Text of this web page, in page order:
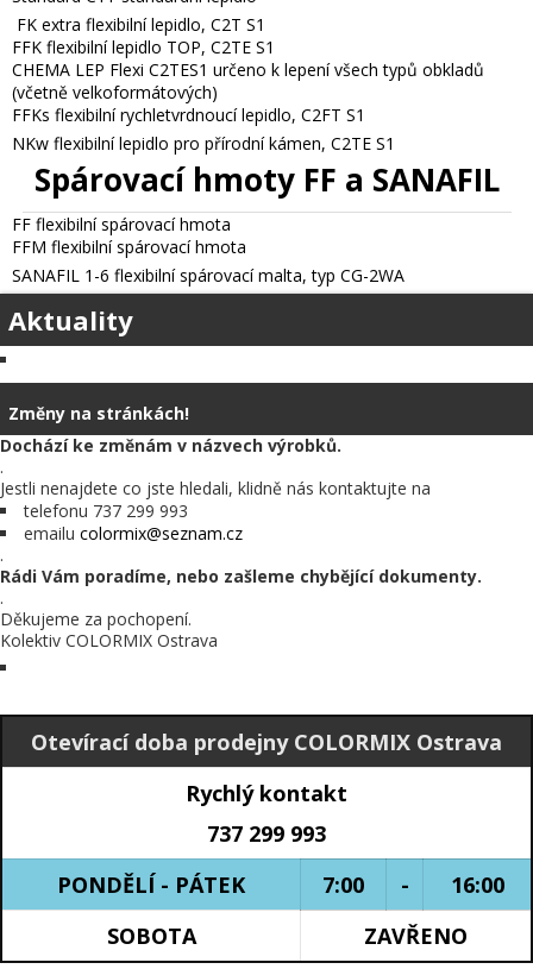
FK extra flexibilní lepidlo, C2T S1
FFK flexibilní lepidlo TOP, C2TE S1
CHEMA LEP Flexi C2TES1 určeno k lepení všech typů obkladů
(včetně velkoformátových)
FFKs flexibilní rychletvrdnoucí lepidlo, C2FT S1
NKw flexibilní lepidlo pro přírodní kámen, C2TE S1
Spárovací hmoty FF a SANAFIL
FF flexibilní spárovací hmota
FFM flexibilní spárovací hmota
SANAFIL 1-6 flexibilní spárovací malta, typ CG-2WA
Aktuality
Změny na stránkách!
Dochází ke změnám v názvech výrobků.
.
Jestli nenajdete co jste hledali, klidně nás kontaktujte na
telefonu 737 299 993
emailu colormix@seznam.cz
.
Rádi Vám poradíme, nebo zašleme chybějící dokumenty.
.
Děkujeme za pochopení.
Kolektiv COLORMIX Ostrava
Otevírací doba prodejny COLORMIX Ostrava
Rychlý kontakt
737 299 993
PONDĚLÍ - PÁTEK
7:00 -
16:00
SOBOTA
ZAVŘENO